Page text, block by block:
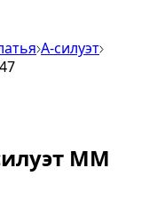
А-силуэт
ММ